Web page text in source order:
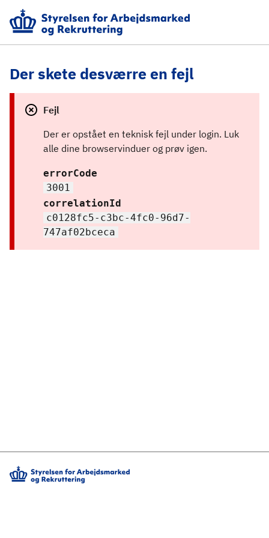
Der skete desværre en fejl
Fejl
Der er opstået en teknisk fejl under login. Luk
alle dine browservinduer og prøv igen.
errorCode
3001
correlationId
c0128fc5-c3bc-4fc0-96d7-
747af02bceca